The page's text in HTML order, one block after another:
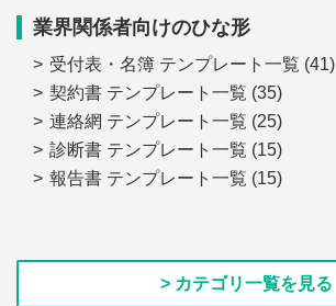
業界関係者向けのひな形
受付表・名簿 テンプレート一覧 (41)
契約書 テンプレート一覧 (35)
連絡網 テンプレート一覧 (25)
診断書 テンプレート一覧 (15)
報告書 テンプレート一覧 (15)
> カテゴリ一覧を見る